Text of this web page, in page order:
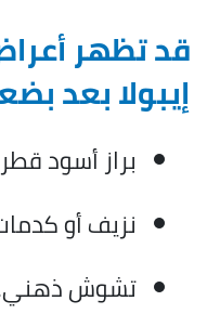
قد تظهر
إيبولا بعد
براز أسود
نزيف أو
تشوش